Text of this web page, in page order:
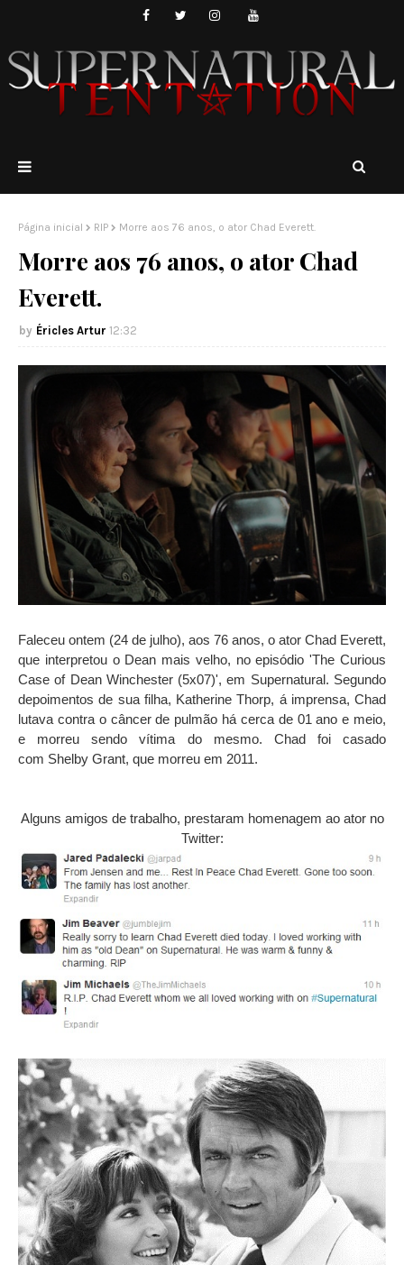
Página inicial RIP Morre aos 76 anos, o ator Chad Everett.
Morre aos 76 anos, o ator Chad
Everett.
Éricles Artur 12:32
Faleceu ontem (24 de julho), aos 76 anos, o ator Chad Everett,
que interpretou o Dean mais velho, no episódio 'The Curious
Case of Dean Winchester (5x07)', em Supernatural. Segundo
depoimentos de sua filha, Katherine Thorp, á imprensa, Chad
lutava contra o câncer de pulmão há cerca de 01 ano e meio,
e morreu sendo vítima do mesmo. Chad foi casado
com Shelby Grant, que morreu em 2011.
Alguns amigos de trabalho, prestaram homenagem ao ator no
Twitter: